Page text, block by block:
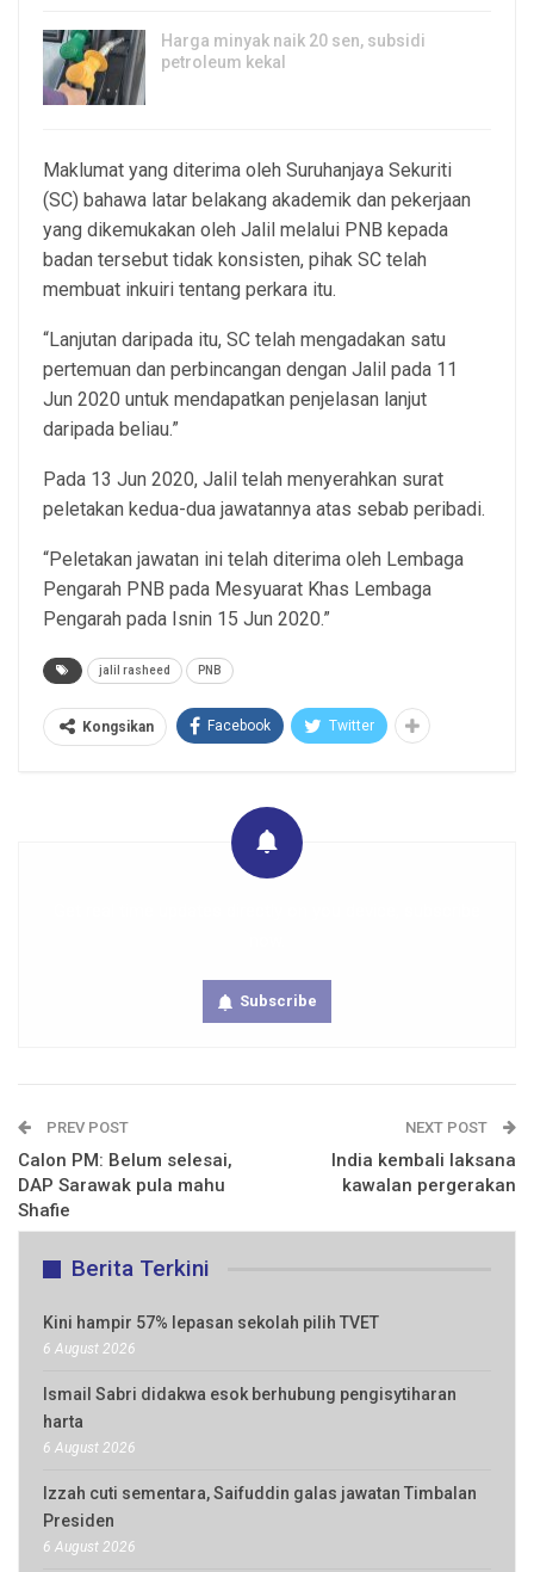
Harga minyak naik 20 sen, subsidi
petroleum kekal
Maklumat yang diterima oleh Suruhanjaya Sekuriti
(SC) bahawa latar belakang akademik dan pekerjaan
yang dikemukakan oleh Jalil melalui PNB kepada
badan tersebut tidak konsisten, pihak SC telah
membuat inkuiri tentang perkara itu.
“Lanjutan daripada itu, SC telah mengadakan satu
pertemuan dan perbincangan dengan Jalil pada 11
Jun 2020 untuk mendapatkan penjelasan lanjut
daripada beliau.”
Pada 13 Jun 2020, Jalil telah menyerahkan surat
peletakan kedua-dua jawatannya atas sebab peribadi.
“Peletakan jawatan ini telah diterima oleh Lembaga
Pengarah PNB pada Mesyuarat Khas Lembaga
Pengarah pada Isnin 15 Jun 2020.”
jalil rasheed PNB
Kongsikan Facebook Twitter
Subscribe
PREV POST
Calon PM: Belum selesai,
DAP Sarawak pula mahu
Shafie
NEXT POST
India kembali laksana
kawalan pergerakan
Berita Terkini
Kini hampir 57% lepasan sekolah pilih TVET
6 August 2026
Ismail Sabri didakwa esok berhubung pengisytiharan
harta
6 August 2026
Izzah cuti sementara, Saifuddin galas jawatan Timbalan
Presiden
6 August 2026